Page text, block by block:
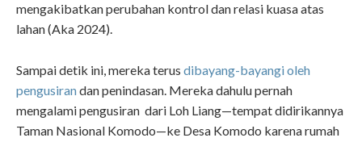
mengakibatkan perubahan kontrol dan relasi kuasa atas
lahan (Aka 2024).
Sampai detik ini, mereka terus dibayang-bayangi oleh
pengusirandan penindasan. Mereka dahulu pernah
mengalami pengusiran dari Loh Liang—tempat didirikannya
Taman Nasional Komodo—ke Desa Komodo karena rumah